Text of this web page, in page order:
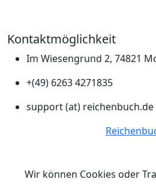
Kontaktmöglichkeit
Im Wiesengrund 2, 74821
+(49) 6263 4271835
support (at) reichenbuch.de
Wir können Cookies oder